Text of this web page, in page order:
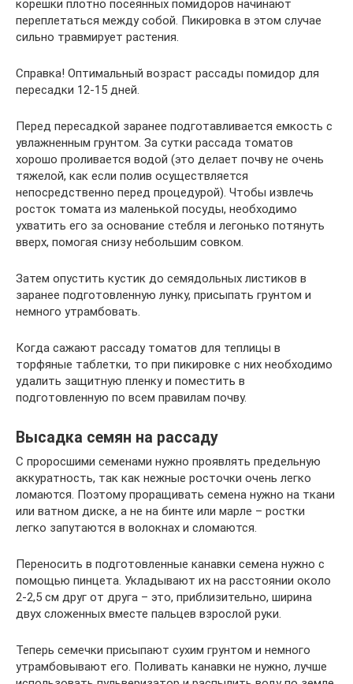
корешки плотно посеянных помидоров начинают
переплетаться между собой. Пикировка в этом случае
сильно травмирует растения.
Справка! Оптимальный возраст рассады помидор для
пересадки 12-15 дней.
Перед пересадкой заранее подготавливается емкость с
увлажненным грунтом. За сутки рассада томатов
хорошо проливается водой (это делает почву не очень
тяжелой, как если полив осуществляется
непосредственно перед процедурой). Чтобы извлечь
росток томата из маленькой посуды, необходимо
ухватить его за основание стебля и легонько потянуть
вверх, помогая снизу небольшим совком.
Затем опустить кустик до семядольных листиков в
заранее подготовленную лунку, присыпать грунтом и
немного утрамбовать.
Когда сажают рассаду томатов для теплицы в
торфяные таблетки, то при пикировке с них необходимо
удалить защитную пленку и поместить в
подготовленную по всем правилам почву.
Высадка семян на рассаду
С проросшими семенами нужно проявлять предельную
аккуратность, так как нежные росточки очень легко
ломаются. Поэтому проращивать семена нужно на ткани
или ватном диске, а не на бинте или марле – ростки
легко запутаются в волокнах и сломаются.
Переносить в подготовленные канавки семена нужно с
помощью пинцета. Укладывают их на расстоянии около
2-2,5 см друг от друга – это, приблизительно, ширина
двух сложенных вместе пальцев взрослой руки.
Теперь семечки присыпают сухим грунтом и немного
утрамбовывают его. Поливать канавки не нужно, лучше